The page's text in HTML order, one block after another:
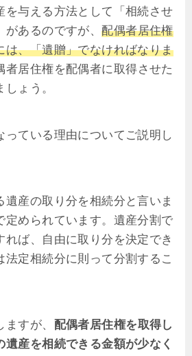
を与える方法として「相続させ
があるのですが、配偶者居住権
は、「遺贈」でなければなりま
者居住権を配偶者に取得させた
ょう。
っている理由についてご説明し
遺産の取り分を相続分と言いま
定められています。遺産分割で
れば、自由に取り分を決定でき
法定相続分に則って分割するこ
すが、 配偶者居住権を取得し
遺産を相続できる金額が少なく